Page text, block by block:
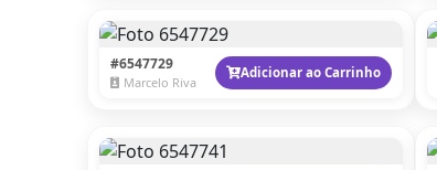
#6547729
Marcelo Riva
Adicionar ao Carrinho